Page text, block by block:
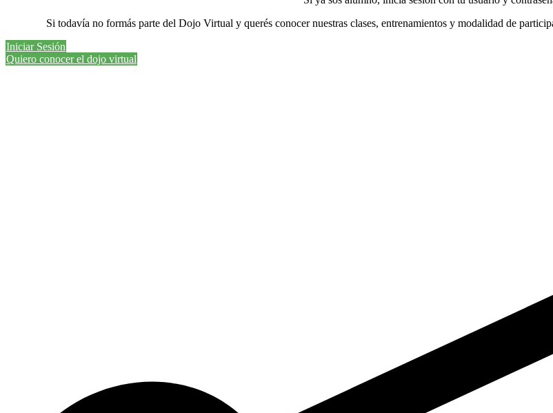
Si todavía no formás parte del Dojo Virtual y querés conocer nuestras clases, entrenamientos y modalidad de
Iniciar Sesión
Quiero conocer el dojo virtual